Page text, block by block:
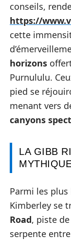
conseils,
https://
cette
horizons
Purnululu.
pied se
menant vers
canyons
LA GIBB
Parmi les
Kimberley se
Road, piste
serpente entre